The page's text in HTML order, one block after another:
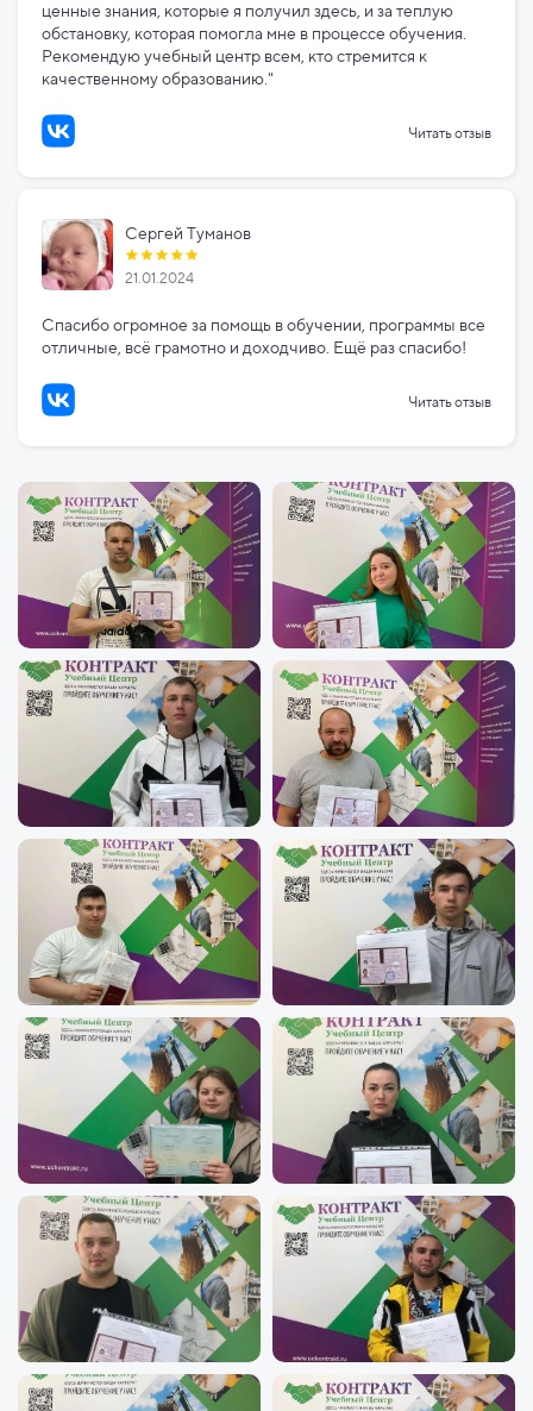
ценные знания, которые я получил здесь, и за теплую
обстановку, которая помогла мне в процессе обучения.
Рекомендую учебный центр всем, кто стремится к
качественному образованию."
Читать отзыв
Сергей Туманов
21.01.2024
Спасибо огромное за помощь в обучении, программы все
отличные, всё грамотно и доходчиво. Ещё раз спасибо!
Читать отзыв